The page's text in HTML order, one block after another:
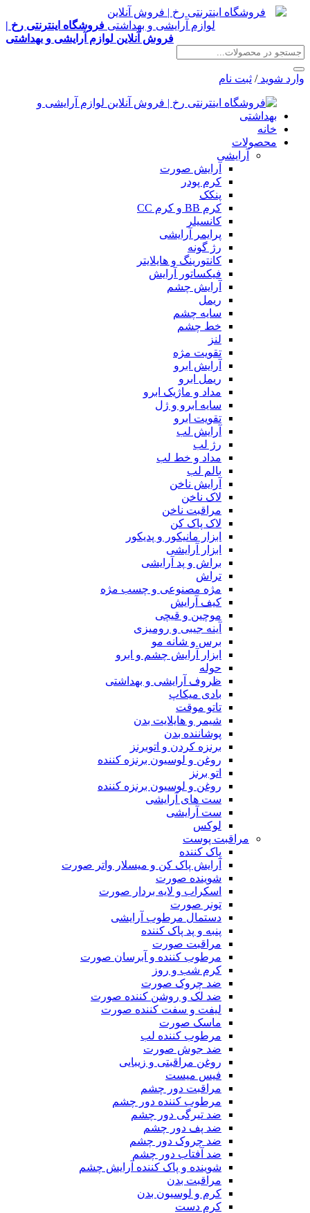
فروشگاه اینترنتی رخ |
فروش آنلاین لوازم آرایشی و بهداشتی
وارد شوید / ثبت نام
خانه
محصولات
آرایشی
آرایش صورت
کرم پودر
پنکک
کرم BB و کرم CC
کانسیلر
پرایمر آرایشی
رژ گونه
کانتورینگ و هایلایتر
فیکساتور آرایش
آرایش چشم
ریمل
سایه چشم
خط چشم
لنز
تقویت مژه
آرایش ابرو
ریمل ابرو
مداد و ماژیک ابرو
سایه ابرو و ژل
تقویت ابرو
آرایش لب
رژ لب
مداد و خط لب
بالم لب
آرایش ناخن
لاک ناخن
مراقبت ناخن
لاک پاک کن
ابزار مانیکور و پدیکور
ابزار آرایشی
براش و پد آرایشی
تراش
مژه مصنوعی و چسب مژه
کیف آرایش
موچین و قیچی
آینه جیبی و رومیزی
برس و شانه مو
ابزار آرایش چشم و ابرو
حوله
ظروف آرایشی و بهداشتی
بادی میکاپ
تاتو موقت
شیمر و هایلایت بدن
پوشاننده بدن
برنزه کردن و اتوبرنز
روغن و لوسیون برنزه کننده
اتو برنز
روغن و لوسیون برنزه کننده
ست های آرایشی
ست آرایشی
لوکس
مراقبت پوست
پاک کننده
آرایش پاک کن و میسلار واتر صورت
شوینده صورت
اسکراب و لایه بردار صورت
تونر صورت
دستمال مرطوب آرایشی
پنبه و پد پاک کننده
مراقبت صورت
مرطوب کننده و آبرسان صورت
کرم شب و روز
ضد چروک صورت
ضد لک و روشن کننده صورت
لیفت و سفت کننده صورت
ماسک صورت
مرطوب کننده لب
ضد جوش صورت
روغن مراقبتی و زیبایی
فیس میست
مراقبت دور چشم
مرطوب کننده دور چشم
ضد تیرگی دور چشم
ضد پف دور چشم
ضد چروک دور چشم
ضد آفتاب دور چشم
شوینده و پاک کننده آرایش چشم
مراقبت بدن
کرم و لوسیون بدن
کرم دست